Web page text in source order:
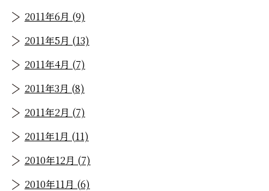
2011年6月 (9)
2011年5月 (13)
2011年4月 (7)
2011年3月 (8)
2011年2月 (7)
2011年1月 (11)
2010年12月 (7)
2010年11月 (6)